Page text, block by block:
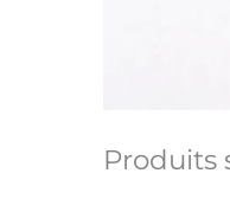
Produits